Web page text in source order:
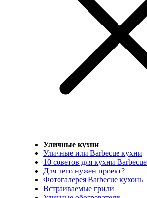
Уличные кухни
Уличные или Barbecue кухни
10 советов для кухни Barbecue
Для чего нужен проект?
Фотогалерея Barbecue кухонь
Встраиваемые грили